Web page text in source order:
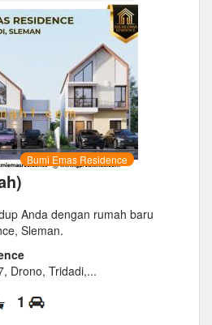
Bumi Emas Residence
Anda dengan rumah baru
Sleman.
Drono, Tridadi,...
1